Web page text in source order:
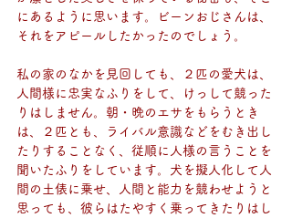
にあるように思います。ビーンおじさんは、
それをアピールしたかったのでしょう。
私の家のなかを見回しても、２匹の愛犬は、
人間様に忠実なふりをして、けっして競った
りはしません。朝・晩のエサをもらうとき
は、２匹とも、ライバル意識などをむき出し
たりすることなく、従順に人様の言うことを
聞いたふりをしています。犬を擬人化して人
間の土俵に乗せ、人間と能力を競わせようと
思っても、彼らはたやすく乗ってきたりはし